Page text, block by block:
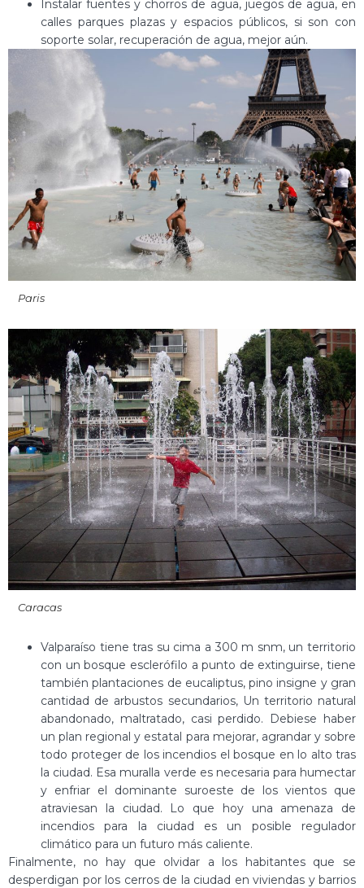
Instalar fuentes y chorros de agua, juegos de agua, en
calles parques plazas y espacios públicos, si son con
soporte solar, recuperación de agua, mejor aún.
Paris
Caracas
Valparaíso tiene tras su cima a 300 m snm, un territorio
con un bosque esclerófilo a punto de extinguirse, tiene
también plantaciones de eucaliptus, pino insigne y gran
cantidad de arbustos secundarios, Un territorio natural
abandonado, maltratado, casi perdido. Debiese haber
un plan regional y estatal para mejorar, agrandar y sobre
todo proteger de los incendios el bosque en lo alto tras
la ciudad. Esa muralla verde es necesaria para humectar
y enfriar el dominante suroeste de los vientos que
atraviesan la ciudad. Lo que hoy una amenaza de
incendios para la ciudad es un posible regulador
climático para un futuro más caliente.
Finalmente, no hay que olvidar a los habitantes que se
desperdigan por los cerros de la ciudad en viviendas y barrios